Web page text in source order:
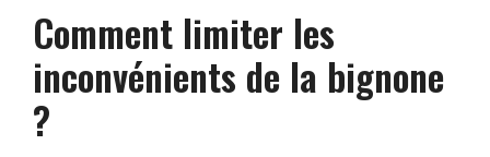
Comment limiter les
inconvénients de la bignone
?